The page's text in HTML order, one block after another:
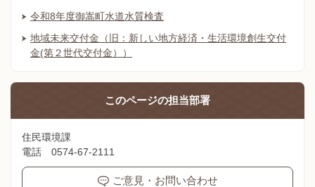
令和8年度御嵩町水道水質検査
地域未来交付金（旧：新しい地方経済・生活環境創生交付
金(第２世代交付金））
このページの担当部署
住民環境課
電話 0574-67-2111
ご意見・お問い合わせ